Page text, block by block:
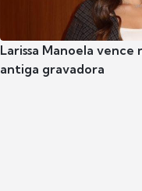
Larissa Manoela
antiga gravadora